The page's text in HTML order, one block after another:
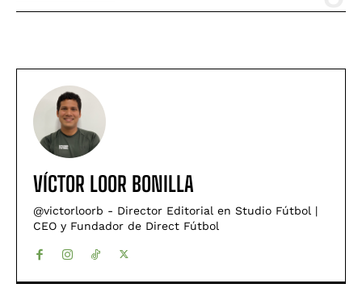
VÍCTOR LOOR BONILLA
@victorloorb - Director Editorial en Studio Fútbol |
CEO y Fundador de Direct Fútbol